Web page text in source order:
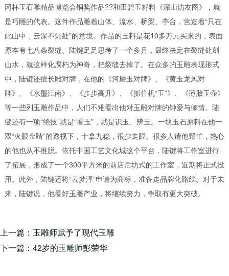
冈杯玉石雕精品博览会铜奖作品??和田碧玉籽料《深山访友图》，就
是巧雕的代表。 这件作品雕着山体、流水、桥梁、亭台，营造着“只在
此山中，云深不知处”的意境。作品的玉料是花10多万元买来的，表面
原本有七八条裂缝。陆键足足思考了一个多月，最终决定在裂缝处刻
山水，就这样化腐朽为神奇，把裂缝去掉了。 在众多的玉雕表现形式
中，陆键还擅长雕对牌，在他的《河磨玉对牌》、《黄玉龙凤对
牌》、《水墨江南》、《步步高升》、《抓住机“玉”》、《薄胎玉壶》
等一些列玉雕作品中，人们不难看出他对玉雕对牌的钟爱与倾情。 陆
键还有一项“绝技”就是“看玉”，就是识玉、辨玉。一块玉石原料在他一
双“火眼金睛”的透视下，十拿九稳，很少走眼。很多人请他帮忙，热心
的他也从不推脱。 依托中国工艺文化城这个平台，陆键将工作室进行
了拓展，形成了一个300平方米的前店后坊式的工作室，近期将正式投
用。此外，陆键还将“云梦泽”申请为商标，准备走品牌化路线。 对于未
来，陆键说，他看好玉雕产业，将继续努力，争取有更大突破。
上一篇：玉雕师赋予了现代玉雕
艺术比传统玉雕艺术更具魅力的
下一篇：42岁的玉雕师彭荣华